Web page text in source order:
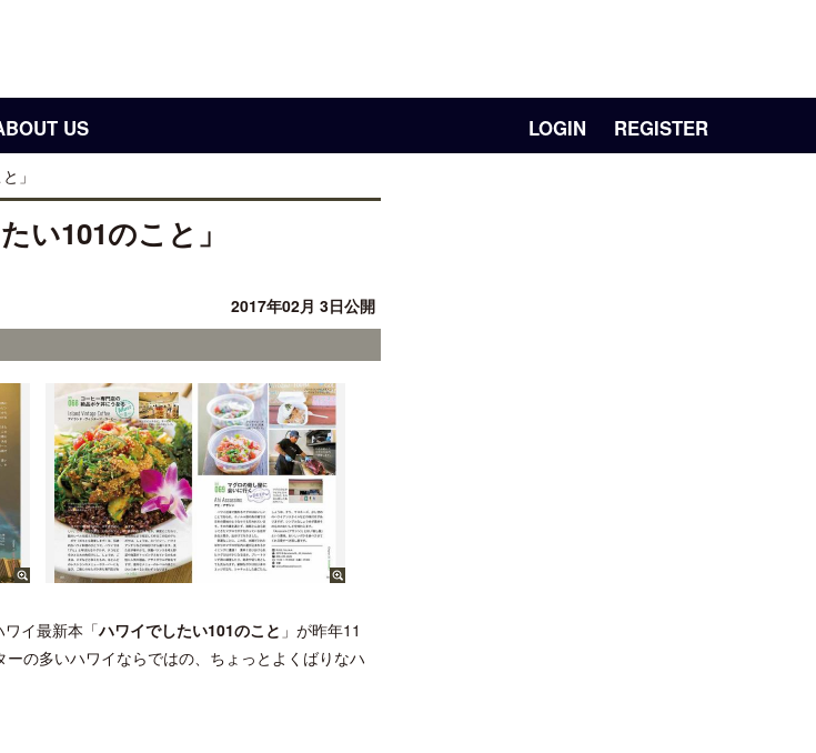
US LOGIN REGISTER
」
い101のこと」
2017年02月 3日公開
ワイ最新本「ハワイでしたい101のこと 」が昨年11
の多いハワイならではの、ちょっとよくばりなハ